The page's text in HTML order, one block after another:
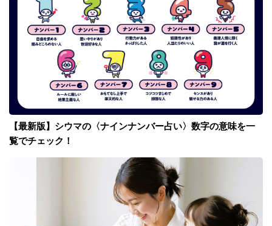
【最新版】シウマの〈ナインナンバー占い〉数字の意味を一
覧でチェック！